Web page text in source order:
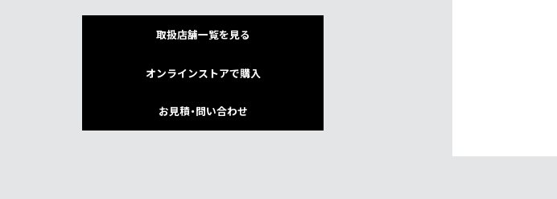
取扱店舗一覧を見る
オンラインストアで購入
お見積・問い合わせ